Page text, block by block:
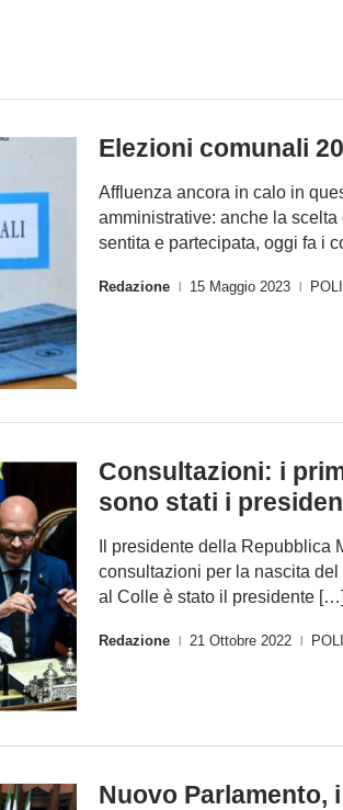
Elezioni comunali
Affluenza ancora in calo in
amministrative: anche la
sentita e partecipata, oggi fa i
Redazione 15 Maggio 2023
Consultazioni: i
sono stati i
Il presidente della Repubblica
consultazioni per la nascita
al Colle è stato il presidente […]
Redazione 21 Ottobre 2022
Nuovo Parlamento,